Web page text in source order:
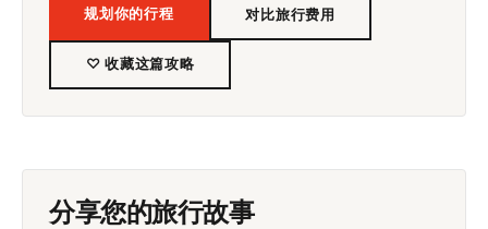
规划你的行程 对比旅行费用
♡ 收藏这篇攻略
分享您的旅行故事